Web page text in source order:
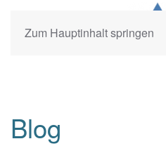
Zum Hauptinhalt springen
Blog